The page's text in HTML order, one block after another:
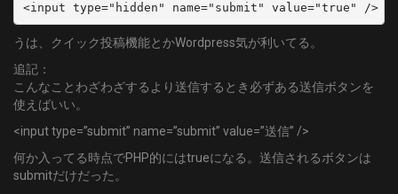
<input type="hidden" name="submit" value="true" />
うは、クイック投稿機能とかWordpress気が利いてる。
追記：
こんなことわざわざするより送信するとき必ずある送信ボタンを
使えばいい。
<input type=”submit” name=”submit” value=”送信” />
何か入ってる時点でPHP的にはtrueになる。送信されるボタンは
submitだけだった。